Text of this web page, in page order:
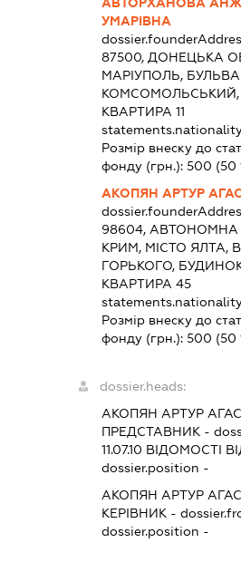
УМАРІВНА
87500, ДОНЕЦЬКА
МАРІУПОЛЬ,
КОМСОМОЛЬСЬКИЙ,
КВАРТИРА 11
Розмір внеску до
фонду (грн.):500 (50
АКОПЯН АРТУР
98604, АВТОНОМНА
КРИМ, МІСТО ЯЛТА,
ГОРЬКОГО,
КВАРТИРА 45
Розмір внеску до
фонду (грн.):500 (50
dossier.heads:
АКОПЯН АРТУР
ПРЕДСТАВНИК -
11.07.10 ВІДОМОСТІ
dossier.position -
АКОПЯН АРТУР
КЕРІВНИК -
dossier.position -